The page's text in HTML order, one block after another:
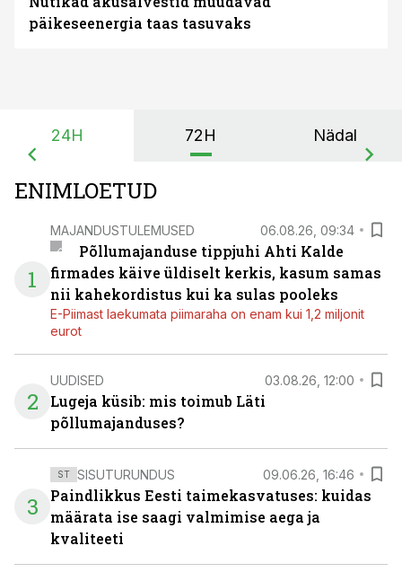
päikeseenergia taas tasuvaks
24H 72H Nädal
ENIMLOETUD
1
MAJANDUSTULEMUSED 06.08.26, 09:34
Põllumajanduse tippjuhi Ahti Kalde
firmades käive üldiselt kerkis, kasum samas
nii kahekordistus kui ka sulas pooleks
E-Piimast laekumata piimaraha on enam kui 1,2 miljonit
eurot
2
UUDISED 03.08.26, 12:00
Lugeja küsib: mis toimub Läti
põllumajanduses?
3
ST SISUTURUNDUS 09.06.26, 16:46
Paindlikkus Eesti taimekasvatuses: kuidas
määrata ise saagi valmimise aega ja
kvaliteeti